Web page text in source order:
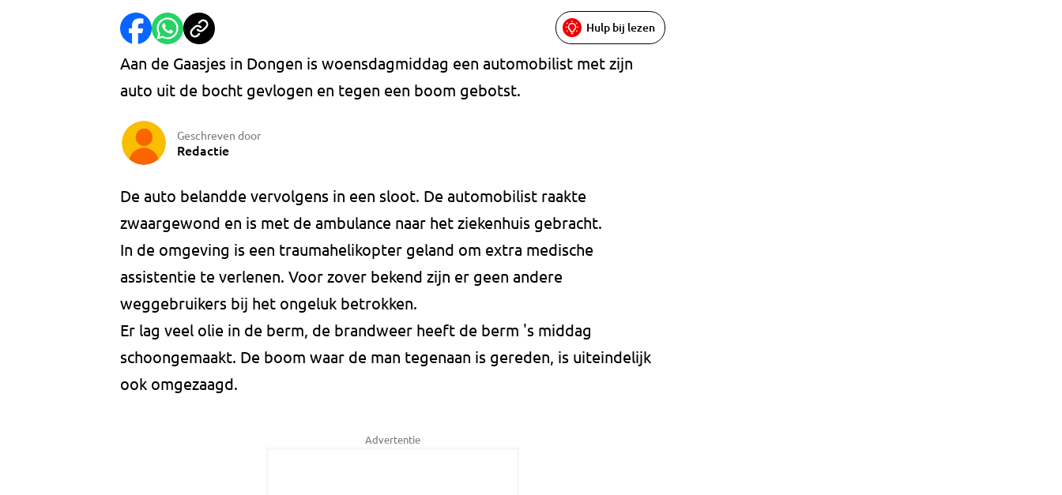
Hulp bij lezen
Aan de Gaasjes in Dongen is woensdagmiddag een automobilist met zijn
auto uit de bocht gevlogen en tegen een boom gebotst.
Geschreven door
Redactie
De auto belandde vervolgens in een sloot. De automobilist raakte
zwaargewond en is met de ambulance naar het ziekenhuis gebracht.
In de omgeving is een traumahelikopter geland om extra medische
assistentie te verlenen. Voor zover bekend zijn er geen andere
weggebruikers bij het ongeluk betrokken.
Er lag veel olie in de berm, de brandweer heeft de berm 's middag
schoongemaakt. De boom waar de man tegenaan is gereden, is uiteindelijk
ook omgezaagd.
Advertentie